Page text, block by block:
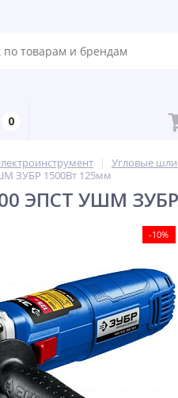
0
Угловые
ЗУБР 1500Вт 125мм
ЭПСТ УШМ ЗУБР
-10%